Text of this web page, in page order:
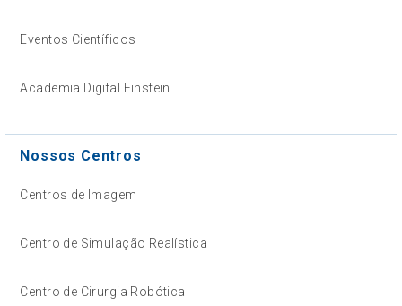
Eventos Científicos
Academia Digital Einstein
Nossos Centros
Centros de Imagem
Centro de Simulação Realística
Centro de Cirurgia Robótica